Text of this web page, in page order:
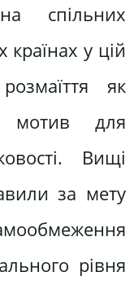
спільних
країнах у цій
як
для
Вищі
за мету
рівня